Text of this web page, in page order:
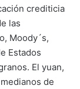
crediticia
las
Moody´s,
Estados
El yuan,
de